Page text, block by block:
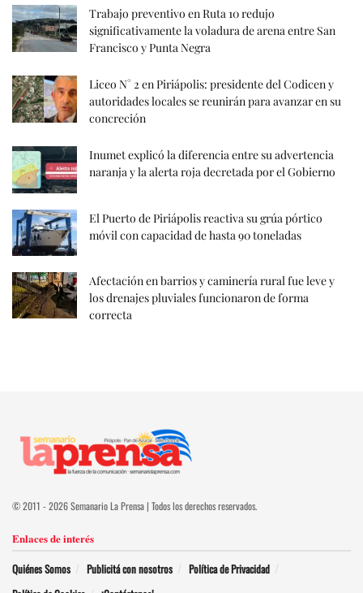
Trabajo preventivo en Ruta 10 redujo
significativamente la voladura de arena entre San
Francisco y Punta Negra
Liceo N° 2 en Piriápolis: presidente del Codicen y
autoridades locales se reunirán para avanzar en su
concreción
Inumet explicó la diferencia entre su advertencia
naranja y la alerta roja decretada por el Gobierno
El Puerto de Piriápolis reactiva su grúa pórtico
móvil con capacidad de hasta 90 toneladas
Afectación en barrios y caminería rural fue leve y
los drenajes pluviales funcionaron de forma
correcta
© 2011 - 2026 Semanario La Prensa | Todos los derechos reservados.
Enlaces de interés
Quiénes Somos Publicitá con nosotros
Política de Privacidad